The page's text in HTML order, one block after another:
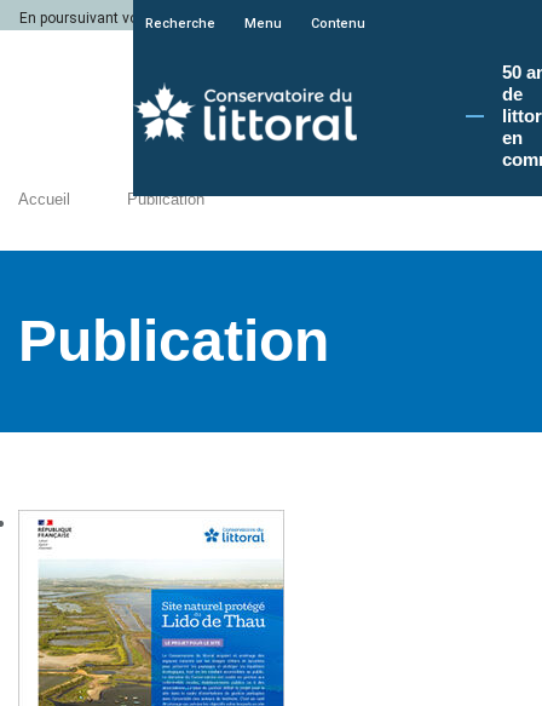
En poursuivant votre navigation sur le site du Conservatoire du littoral, vous
Recherche Menu Contenu
50
de
en
Accueil Publication
Publication